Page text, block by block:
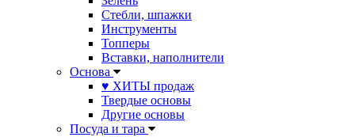
Стебли, шпажки
Инструменты
Топперы
Вставки, наполнители
Основа
♥ ХИТЫ продаж
Твердые основы
Другие основы
Посуда и тара